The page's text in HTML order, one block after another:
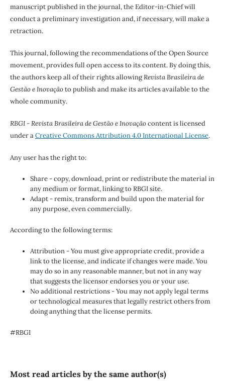
manuscript published in the journal, the Editor-in-Chief will
conduct a preliminary investigation and, if necessary, will make a
retraction.
This journal, following the recommendations of the Open Source
movement, provides full open access to its content. By doing this,
the authors keep all of their rights allowingRevista Brasileira de
Gestão e Inovaçãoto publish and make its articles available to the
whole community.
RBGI - Revista Brasileira de Gestão e Inovaçãocontent is licensed
under aCreative Commons Attribution 4.0 International License.
Any user has the right to:
Share - copy, download, print or redistribute the material in
any medium or format, linking to RBGI site.
Adapt - remix, transform and build upon the material for
any purpose, even commercially.
According to the following terms:
Attribution - You must give appropriate credit, provide a
link to the license, and indicate if changes were made. You
may do so in any reasonable manner, but not in any way
that suggests the licensor endorses you or your use.
No additional restrictions - You may not apply legal terms
or technological measures that legally restrict others from
doing anything that the license permits.
#RBGI
Most read articles by the same author(s)